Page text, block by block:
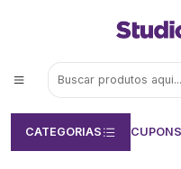
CATEGORIAS CUPONS